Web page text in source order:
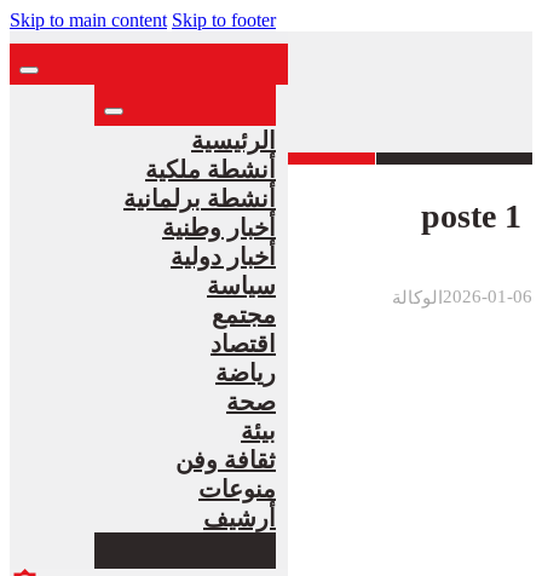
Skip to main content Skip to footer
الرئيسية
أنشطة ملكية
أنشطة برلمانية
أخبار وطنية
أخبار دولية
سياسة
مجتمع
اقتصاد
رياضة
صحة
بيئة
ثقافة وفن
منوعات
أرشيف
poste 1
الوكالة 2026-01-06